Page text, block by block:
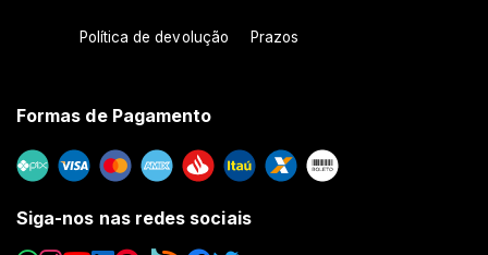
Política de devolução Prazos
Formas de Pagamento
Siga-nos nas redes sociais